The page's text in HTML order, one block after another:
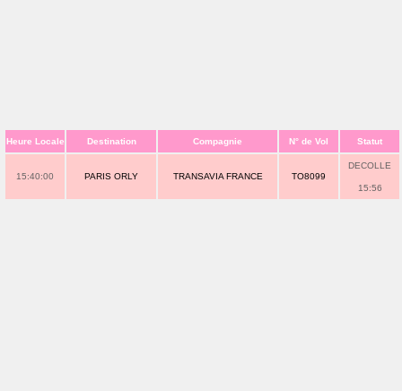
Heure Locale Destination Compagnie N° de Vol Statut
15:40:00 PARIS ORLY TRANSAVIA FRANCE TO8099
DECOLLE
15:56